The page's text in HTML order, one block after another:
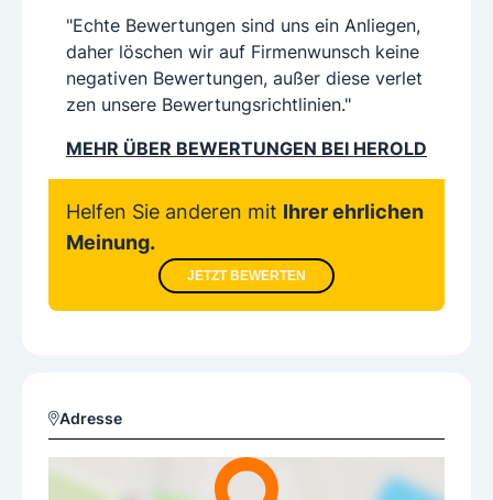
"Echte Bewertungen sind uns ein Anliegen,
daher löschen wir auf Firmenwunsch keine
negativen Bewertungen, außer diese verlet
zen unsere Bewertungsrichtlinien."
MEHR ÜBER BEWERTUNGEN BEI HEROLD
Helfen Sie anderen mit Ihrer ehrlichen
Meinung.
JETZT BEWERTEN
Adresse